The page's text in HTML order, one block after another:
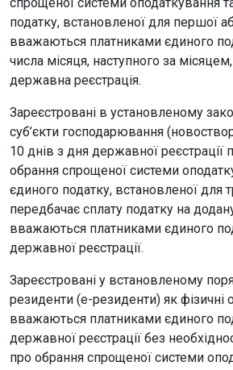
податку, встановленої для першої
вважаються платниками єдиного
числа місяця, наступного за
державна реєстрація.
Зареєстровані в установленому
суб’єкти господарювання
10 днів з дня державної
обрання спрощеної системи
єдиного податку, встановленої для
передбачає сплату податку на
вважаються платниками єдиного
державної реєстрації.
Зареєстровані у встановленому
резиденти (е-резиденти) як фізичні
вважаються платниками єдиного
державної реєстрації без
про обрання спрощеної системи